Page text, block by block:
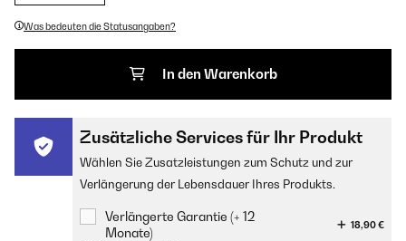
Was bedeuten die Statusangaben?
In den Warenkorb
Zusätzliche Services für Ihr Produkt
Wählen Sie Zusatzleistungen zum Schutz und zur
Verlängerung der Lebensdauer Ihres Produkts.
Verlängerte Garantie (+ 12
Monate)
18,90 €